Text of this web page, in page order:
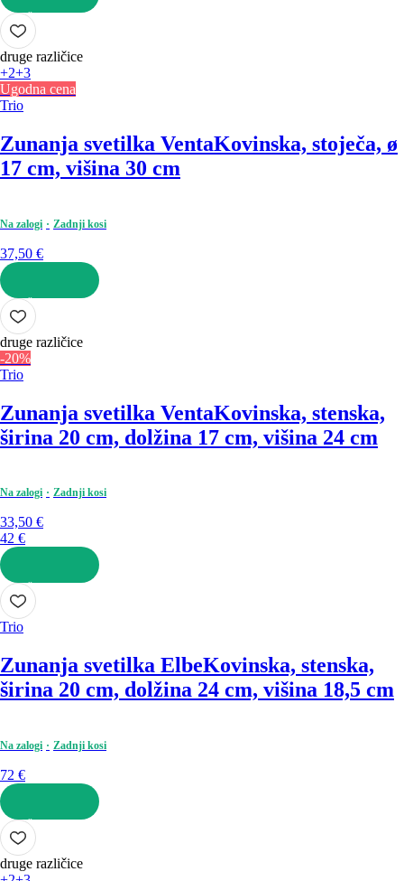
V KOŠARICO
druge različice
+2+3
Ugodna cena
Trio
Zunanja svetilka VentaKovinska, stoječa, ø
17 cm, višina 30 cm
Na zalogi Zadnji kosi
37,50 €
V KOŠARICO
druge različice
-20%
Trio
Zunanja svetilka VentaKovinska, stenska,
širina 20 cm, dolžina 17 cm, višina 24 cm
Na zalogi Zadnji kosi
33,50 €
42 €
V KOŠARICO
Trio
Zunanja svetilka ElbeKovinska, stenska,
širina 20 cm, dolžina 24 cm, višina 18,5 cm
Na zalogi Zadnji kosi
72 €
V KOŠARICO
druge različice